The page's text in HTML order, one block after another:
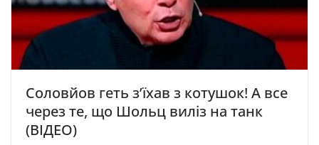
Соловйов геть з’їхав з котушок! А все
через те, що Шольц виліз на танк
(ВІДЕО)